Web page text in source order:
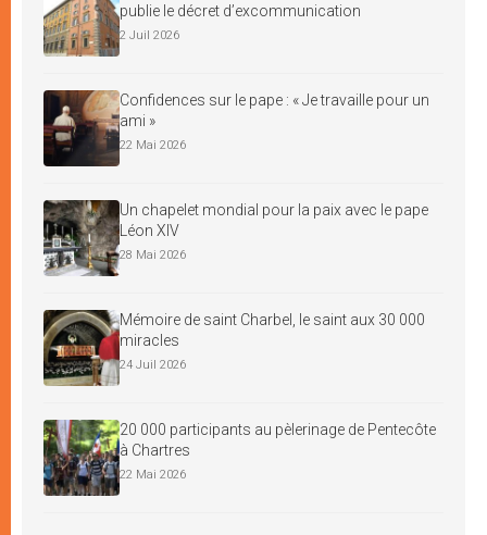
publie le décret d’excommunication
2 Juil 2026
Confidences sur le pape : « Je travaille pour un
ami »
22 Mai 2026
Un chapelet mondial pour la paix avec le pape
Léon XIV
28 Mai 2026
Mémoire de saint Charbel, le saint aux 30 000
miracles
24 Juil 2026
20 000 participants au pèlerinage de Pentecôte
à Chartres
22 Mai 2026